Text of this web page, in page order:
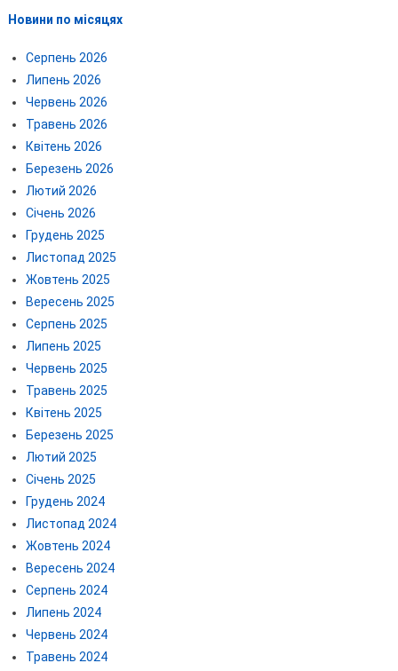
Новини по місяцях
Серпень 2026
Липень 2026
Червень 2026
Травень 2026
Квітень 2026
Березень 2026
Лютий 2026
Січень 2026
Грудень 2025
Листопад 2025
Жовтень 2025
Вересень 2025
Серпень 2025
Липень 2025
Червень 2025
Травень 2025
Квітень 2025
Березень 2025
Лютий 2025
Січень 2025
Грудень 2024
Листопад 2024
Жовтень 2024
Вересень 2024
Серпень 2024
Липень 2024
Червень 2024
Травень 2024